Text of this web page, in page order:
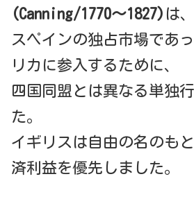
(Canning/1770～1827) は、
スペインの独占市場であ
リカに参入するために、
四国同盟とは異なる単独
た。
イギリスは自由の名のも
済利益を優先しました。